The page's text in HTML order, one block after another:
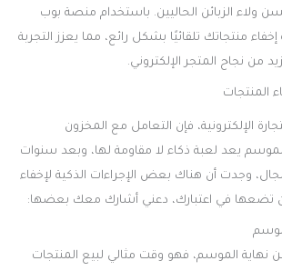
ولاء الزبائن الحاليين. باستخدام منصة بوب
منتجاتك تلقائيًا بشكل رائع، مما يعزز التجربة
من نجاح المتجر الإلكتروني.
المنتجات
الإلكترونية، فإن التعامل مع المخزون
يعد لعبة ذكاء لا مقاومة لها، وبعد سنوات
وجدت أن هناك بعض الإجراءات الذكية لإخفاء
تضعها في اعتبارك، دعني أشارك معك بعضها:
نهاية الموسم، فهو وقت مثالي لبيع المنتجات